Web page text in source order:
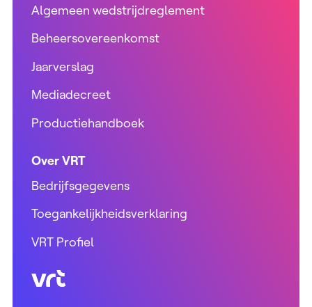
Algemeen wedstrijdreglement
Beheersovereenkomst
Jaarverslag
Mediadecreet
Productiehandboek
Over VRT
Bedrijfsgegevens
Toegankelijkheidsverklaring
VRT Profiel
VRT (home)